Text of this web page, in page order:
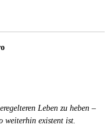
Leben zu heben –
weiterhin existent ist.